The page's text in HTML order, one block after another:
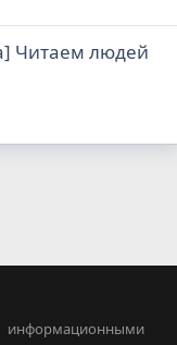
Читаем людей